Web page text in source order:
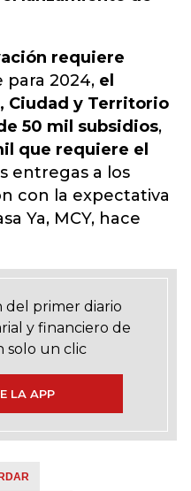
requiere
para 2024, el
Ciudad y Territorio
50 mil subsidios,
que requiere el
entregas a los
con la expectativa
Ya, MCY, hace
del primer diario
y financiero de
solo un clic
LA APP